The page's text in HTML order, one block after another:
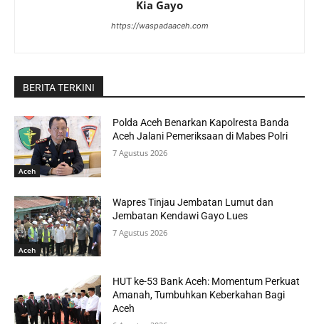
Kia Gayo
https://waspadaaceh.com
BERITA TERKINI
Aceh
Polda Aceh Benarkan Kapolresta Banda
Aceh Jalani Pemeriksaan di Mabes Polri
7 Agustus 2026
Aceh
Wapres Tinjau Jembatan Lumut dan
Jembatan Kendawi Gayo Lues
7 Agustus 2026
HUT ke-53 Bank Aceh: Momentum Perkuat
Amanah, Tumbuhkan Keberkahan Bagi
Aceh